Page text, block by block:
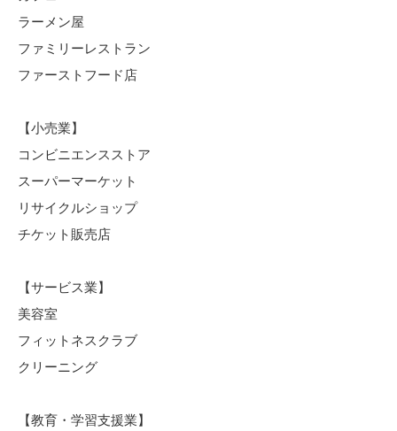
ラーメン屋
ファミリーレストラン
ファーストフード店
【小売業】
コンビニエンスストア
スーパーマーケット
リサイクルショップ
チケット販売店
【サービス業】
美容室
フィットネスクラブ
クリーニング
【教育・学習支援業】